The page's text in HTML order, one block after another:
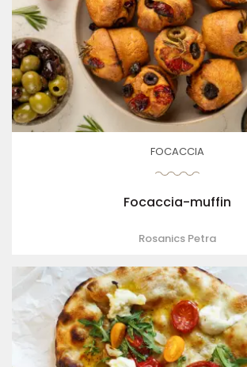
FOCACCIA
Focaccia-muffin
Rosanics Petra